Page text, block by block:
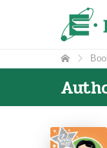
e-
ศูนย์วิทยบริก